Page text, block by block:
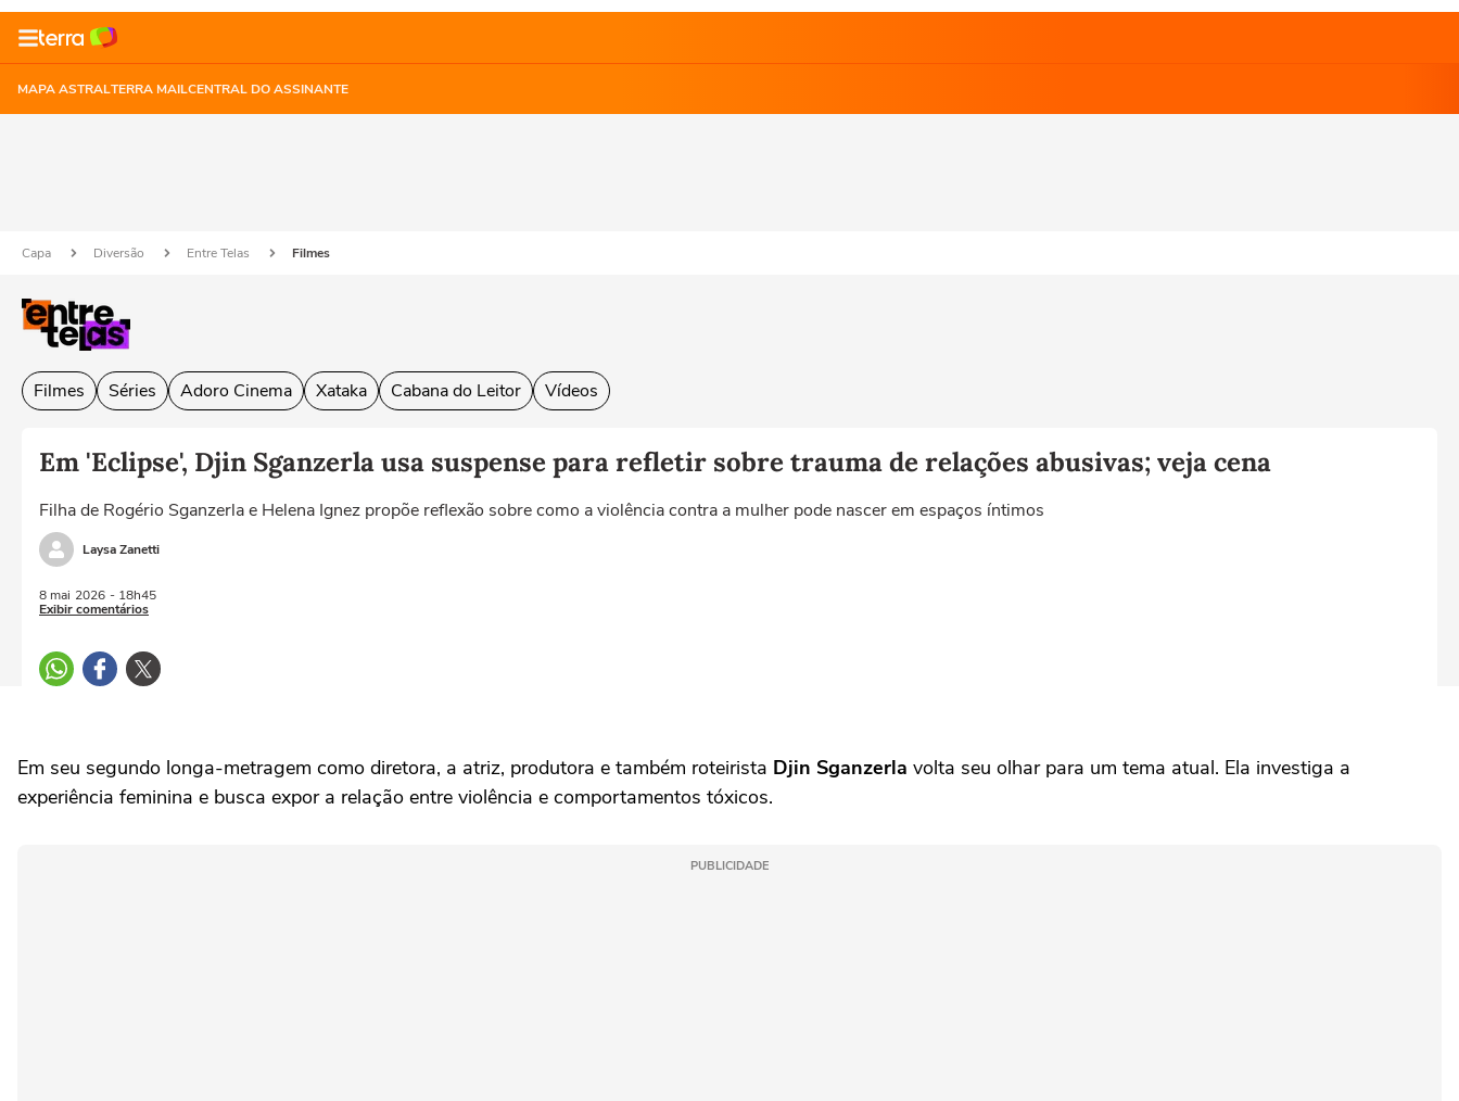
MAPA ASTRALTERRA MAILCENTRAL DO ASSINANTE
Capa Diversão Entre Telas Filmes
Filmes Séries Adoro Cinema Xataka Cabana do Leitor Vídeos
Em 'Eclipse', Djin Sganzerla usa suspense para refletir sobre trauma de relações abusivas; veja cena
Filha de Rogério Sganzerla e Helena Ignez propõe reflexão sobre como a violência contra a mulher pode nascer em espaços íntimos
Laysa Zanetti
8 mai 2026 - 18h45
Exibir comentários
Em seu segundo longa-metragem como diretora, a atriz, produtora e também roteirista Djin Sganzerla volta seu olhar para um tema atual. Ela investiga a
experiência feminina e busca expor a relação entre violência e comportamentos tóxicos.
PUBLICIDADE